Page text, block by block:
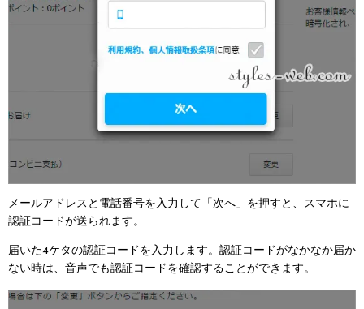
メールアドレスと電話番号を入力して「次へ」を押すと、スマホに
認証コードが送られます。
届いた4ケタの認証コードを入力します。認証コードがなかなか届か
ない時は、音声でも認証コードを確認することができます。